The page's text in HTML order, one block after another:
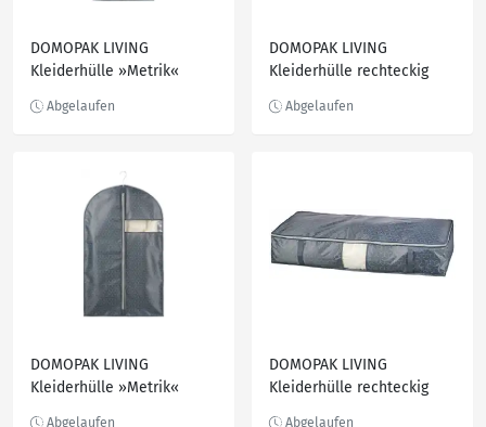
DOMOPAK LIVING
Kleiderhülle »Metrik«
DOMOPAK LIVING
Kleiderhülle rechteckig
DOMOPAK LIVING
Kleiderhülle »Metrik«
DOMOPAK LIVING
Kleiderhülle rechteckig